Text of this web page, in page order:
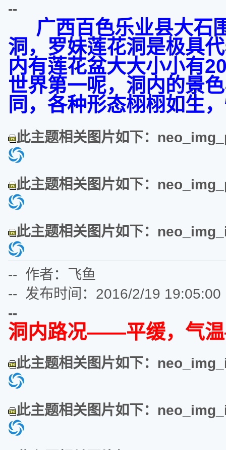
--
广西百色乐业县大石
洞，罗妹莲花洞是极具
内有莲花盆大大小小有
世界第一呢，洞内的景
同，各种形态栩栩如生
此主题相关图片如下：
此主题相关图片如下：
此主题相关图片如下：
-- 作者：飞鱼
-- 发布时间：2016/2/19 19:05:00
--
洞内路况——平缓，气
此主题相关图片如下：
此主题相关图片如下：